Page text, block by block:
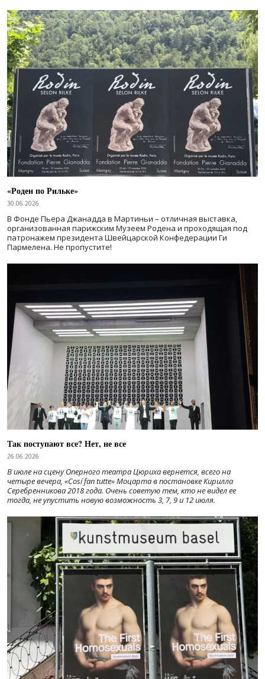
«Роден по Рильке»
30.06.2026
В Фонде Пьера Джанадда в Мартиньи – отличная выставка,
организованная парижским Музеем Родена и проходящая под
патронажем президента Швейцарской Конфедерации Ги
Пармелена. Не пропустите!
Так поступают все? Нет, не все
26.06.2026
В июле на сцену Оперного театра Цюриха вернется, всего на
четыре вечера, «Cosí fan tutte» Моцарта в постановке Кирилла
Серебренникова 2018 года. Очень советую тем, кто не видел ее
тогда, не упустить новую возможность 3, 7, 9 и 12 июля.